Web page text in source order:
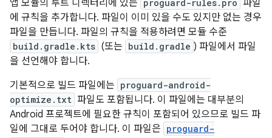
앱 모듈의 루트 디렉터리에 있는 proguard-rules.pro 파일
에 규칙을 추가합니다. 파일이 이미 있을 수도 있지만 없는 경우
파일을 만듭니다. 파일의 규칙을 적용하려면 모듈 수준
build.gradle.kts (또는 build.gradle ) 파일에서 파일
을 선언해야 합니다.
기본적으로 빌드 파일에는 proguard-android-
optimize.txt 파일도 포함됩니다. 이 파일에는 대부분의
Android 프로젝트에 필요한 규칙이 포함되어 있으므로 빌드 파
일에 그대로 두어야 합니다. 이 파일은 proguard-